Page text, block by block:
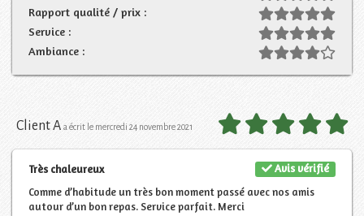
Rapport qualité / prix :
Service :
Ambiance :
Client A a écrit le mercredi 24 novembre 2021
Avis vérifié
Très chaleureux
Comme d’habitude un très bon moment passé avec nos amis
autour d’un bon repas. Service parfait. Merci